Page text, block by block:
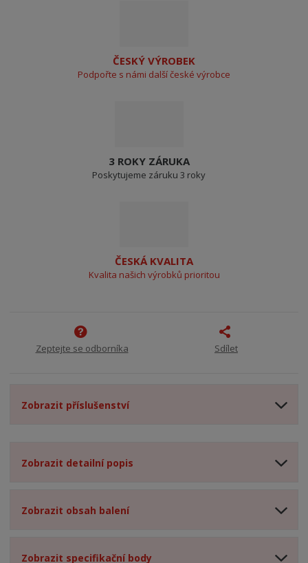
ČESKÝ VÝROBEK
Podpořte s námi další české výrobce
3 ROKY ZÁRUKA
Poskytujeme záruku 3 roky
ČESKÁ KVALITA
Kvalita našich výrobků prioritou
Zeptejte se odborníka Sdílet
Zobrazit příslušenství
Zobrazit detailní popis
Zobrazit obsah balení
Zobrazit specifikační body